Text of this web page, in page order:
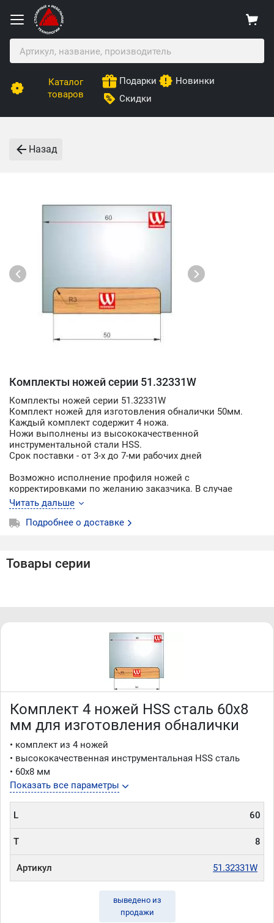
Каталог
товаров
Подарки
Новинки
Скидки
Назад
Комплекты ножей серии 51.32331W
Комплекты ножей серии 51.32331W
Комплект ножей для изготовления обналички 50мм.
Каждый комплект содержит 4 ножа.
Ножи выполнены из высококачественной
инструментальной стали HSS.
Срок поставки - от 3-х до 7-ми рабочих дней
Возможно исполнение профиля ножей с
корректировками по желанию заказчика. В случае
изменения профиля по желанию заказчика цена и срок
поставки может возрасти в связи с необходимостью
подготовки и согласования конструкторско-технической
Читать дальше
Подробнее о доставке
Товары серии
Комплект 4 ножей HSS сталь 60х8
мм для изготовления обналички
• комплект из 4 ножей
• высококачественная инструментальная HSS сталь
• 60х8 мм
Показать все параметры
L 60
T 8
Артикул 51.32331W
выведено из
продажи